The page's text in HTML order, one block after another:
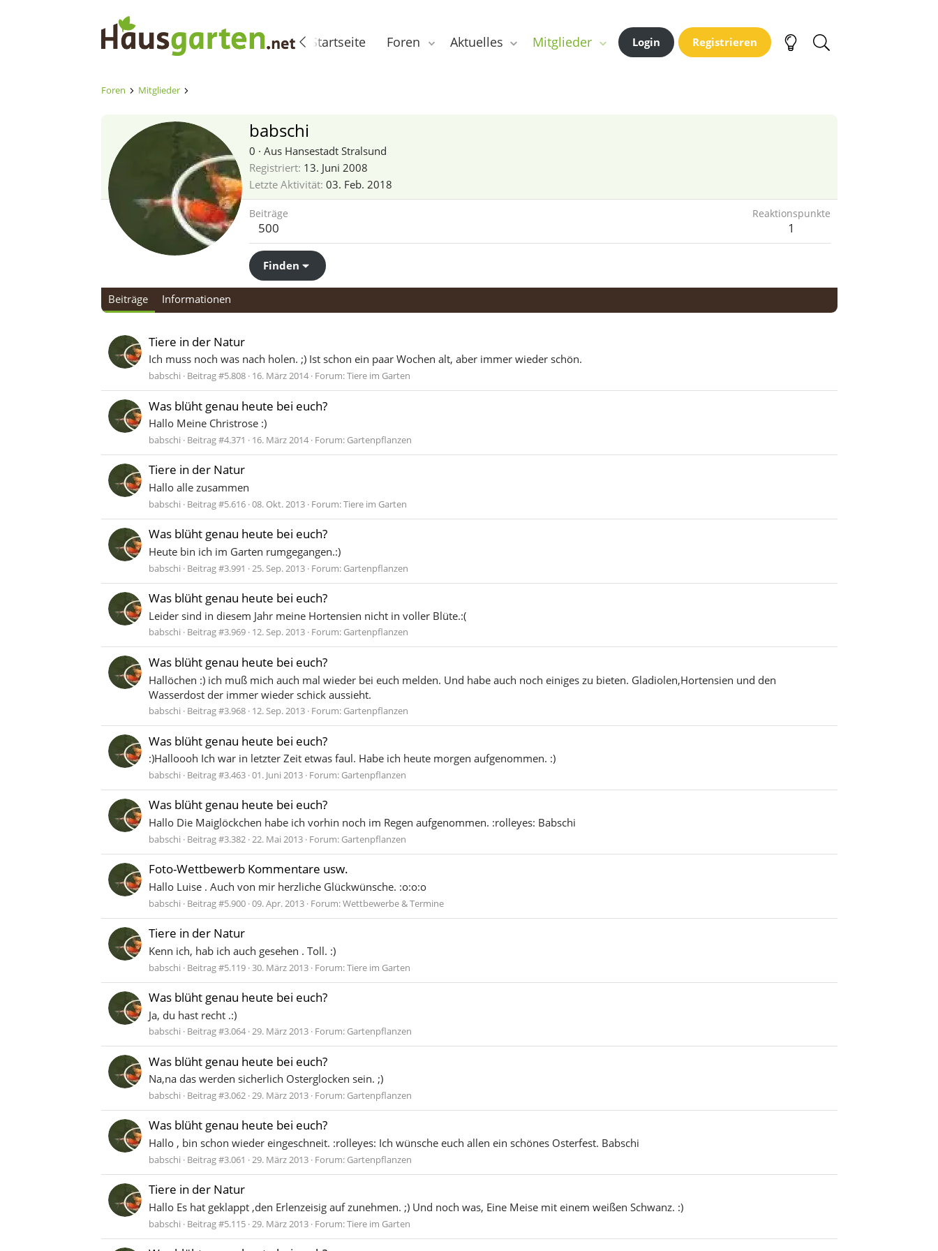
Startseite Foren Aktuelles Mitglieder Login Registrieren
Foren Mitglieder
babschi
0 · Aus Hansestadt Stralsund
Registriert 13. Juni 2008
Letzte Aktivität 03. Feb. 2018
Beiträge
500
Reaktionspunkte
1
Finden
Beiträge Informationen
Tiere in der Natur
Ich muss noch was nach holen. ;) Ist schon ein paar Wochen alt, aber immer wieder schön.
babschi Beitrag #5.808 16. März 2014 Forum:Tiere im Garten
Was blüht genau heute bei euch?
Hallo Meine Christrose :)
babschi Beitrag #4.371 16. März 2014 Forum: Gartenpflanzen
Tiere in der Natur
Hallo alle zusammen
babschi Beitrag #5.616 08. Okt. 2013 Forum:Tiere im Garten
Was blüht genau heute bei euch?
Heute bin ich im Garten rumgegangen.:)
babschi Beitrag #3.991 25. Sep. 2013 Forum: Gartenpflanzen
Was blüht genau heute bei euch?
Leider sind in diesem Jahr meine Hortensien nicht in voller Blüte.:(
babschi Beitrag #3.969 12. Sep. 2013 Forum: Gartenpflanzen
Was blüht genau heute bei euch?
Hallöchen :) ich muß mich auch mal wieder bei euch melden. Und habe auch noch einiges zu bieten. Gladiolen,Hortensien und den
Wasserdost der immer wieder schick aussieht.
babschi Beitrag #3.968 12. Sep. 2013 Forum: Gartenpflanzen
Was blüht genau heute bei euch?
:)Halloooh Ich war in letzter Zeit etwas faul. Habe ich heute morgen aufgenommen. :)
babschi Beitrag #3.463 01. Juni 2013 Forum: Gartenpflanzen
Was blüht genau heute bei euch?
Hallo Die Maiglöckchen habe ich vorhin noch im Regen aufgenommen. :rolleyes: Babschi
babschi Beitrag #3.382 22. Mai 2013 Forum: Gartenpflanzen
Foto-Wettbewerb Kommentare usw.
Hallo Luise . Auch von mir herzliche Glückwünsche. :o:o:o
babschi Beitrag #5.900 09. Apr. 2013 Forum:Wettbewerbe & Termine
Tiere in der Natur
Kenn ich, hab ich auch gesehen . Toll. :)
babschi Beitrag #5.119 30. März 2013 Forum:Tiere im Garten
Was blüht genau heute bei euch?
Ja, du hast recht .:)
babschi Beitrag #3.064 29. März 2013 Forum: Gartenpflanzen
Was blüht genau heute bei euch?
Na,na das werden sicherlich Osterglocken sein. ;)
babschi Beitrag #3.062 29. März 2013 Forum: Gartenpflanzen
Was blüht genau heute bei euch?
Hallo , bin schon wieder eingeschneit. :rolleyes: Ich wünsche euch allen ein schönes Osterfest. Babschi
babschi Beitrag #3.061 29. März 2013 Forum: Gartenpflanzen
Tiere in der Natur
Hallo Es hat geklappt ,den Erlenzeisig auf zunehmen. ;) Und noch was, Eine Meise mit einem weißen Schwanz. :)
babschi Beitrag #5.115 29. März 2013 Forum:Tiere im Garten